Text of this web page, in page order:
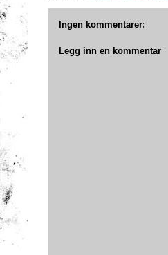
Ingen kommentarer:
Legg inn en kommentar